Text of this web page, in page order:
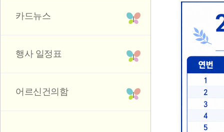
카드뉴스
행사 일정표
어르신건의함